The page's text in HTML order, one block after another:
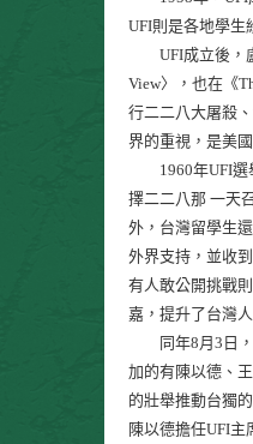
UFI則是各地學生
UFI成立後，盧
View〉，也在《
行二二八大屠殺
界的重視，是美
1960年UFI選舉
擇二二八那 一天
外，台灣留學生
外界支持，並收
有人敢公開挑戰
嘉，提升了台灣
同年8月3日，
加的有陳以德、
的壯舉推動台獨
陳以德擔任UFI主